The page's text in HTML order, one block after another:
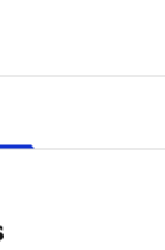
kan være for